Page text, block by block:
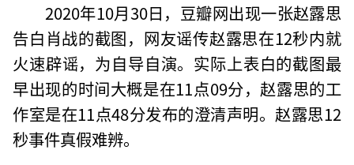
2020年10月30日，豆瓣网出现一张赵露思
告白肖战的截图，网友谣传赵露思在12秒内就
火速辟谣，为自导自演。实际上表白的截图最
早出现的时间大概是在11点09分，赵露思的工
作室是在11点48分发布的澄清声明。赵露思12
秒事件真假难辨。